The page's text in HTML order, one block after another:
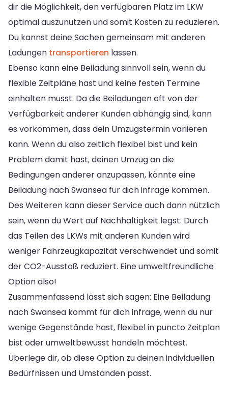
dir die Möglichkeit, den verfügbaren Platz im LKW
optimal auszunutzen und somit Kosten zu reduzieren.
Du kannst deine Sachen gemeinsam mit anderen
Ladungen transportieren lassen.
Ebenso kann eine Beiladung sinnvoll sein, wenn du
flexible Zeitpläne hast und keine festen Termine
einhalten musst. Da die Beiladungen oft von der
Verfügbarkeit anderer Kunden abhängig sind, kann
es vorkommen, dass dein Umzugstermin variieren
kann. Wenn du also zeitlich flexibel bist und kein
Problem damit hast, deinen Umzug an die
Bedingungen anderer anzupassen, könnte eine
Beiladung nach Swansea für dich infrage kommen.
Des Weiteren kann dieser Service auch dann nützlich
sein, wenn du Wert auf Nachhaltigkeit legst. Durch
das Teilen des LKWs mit anderen Kunden wird
weniger Fahrzeugkapazität verschwendet und somit
der CO2-Ausstoß reduziert. Eine umweltfreundliche
Option also!
Zusammenfassend lässt sich sagen: Eine Beiladung
nach Swansea kommt für dich infrage, wenn du nur
wenige Gegenstände hast, flexibel in puncto Zeitplan
bist oder umweltbewusst handeln möchtest.
Überlege dir, ob diese Option zu deinen individuellen
Bedürfnissen und Umständen passt.